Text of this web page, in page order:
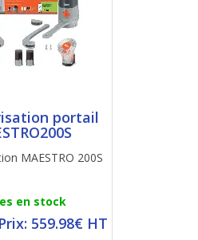
portail
MAESTRO 200S
en stock
Prix: 559.98€ HT